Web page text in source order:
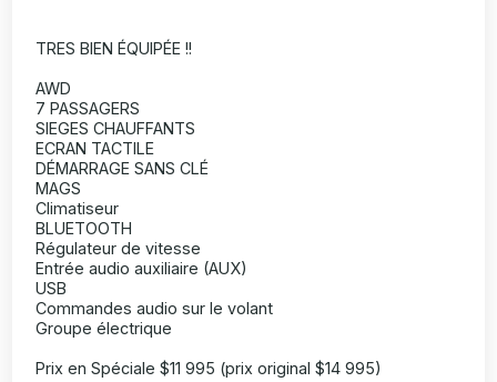
TRES BIEN ÉQUIPÉE !!
AWD
7 PASSAGERS
SIEGES CHAUFFANTS
ECRAN TACTILE
DÉMARRAGE SANS CLÉ
MAGS
Climatiseur
BLUETOOTH
Régulateur de vitesse
Entrée audio auxiliaire (AUX)
USB
Commandes audio sur le volant
Groupe électrique
Prix en Spéciale $11 995 (prix original $14 995)